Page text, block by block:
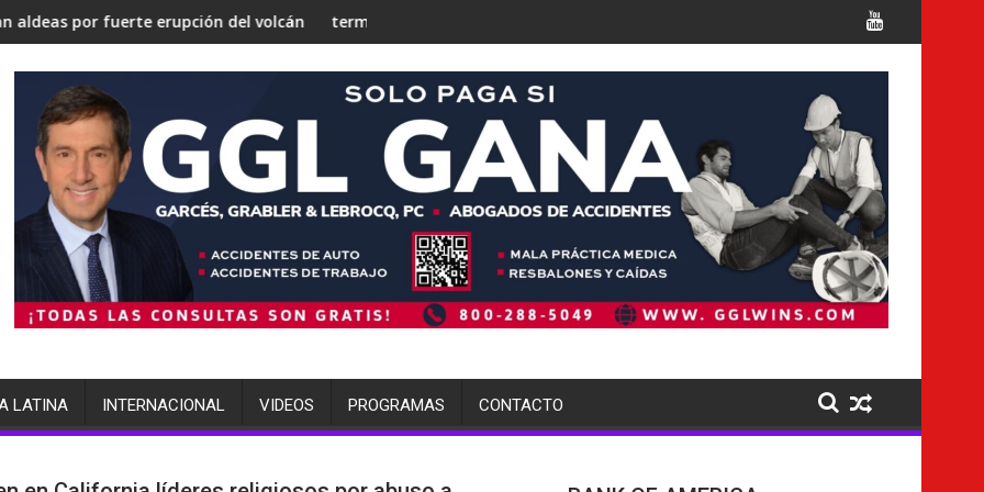
en una 'Gaza silenciosa'
su estrategia nuclear
erupción del volcán de Fuegoterminó arrestada por múltiples cargos Italia confirma la muerte de 7 nacionales
LATINA INTERNACIONAL VIDEOS PROGRAMAS CONTACTO